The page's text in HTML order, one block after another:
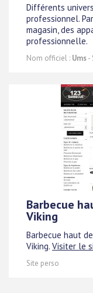
Différents
professionnel.
magasin, des
professionnelle.
Nom officiel : Ums-
Barbecue
Viking
Barbecue haut
Viking. Visiter le
Site perso